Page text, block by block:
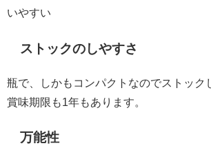
いやすい
ストックのしやすさ
瓶で、しかもコンパクトなのでストック
賞味期限も1年もあります。
万能性